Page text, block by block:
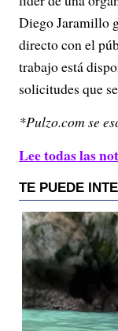
Diego Jaramillo
directo con el
trabajo está
solicitudes que
*Pulzo.com se
Lee todas las